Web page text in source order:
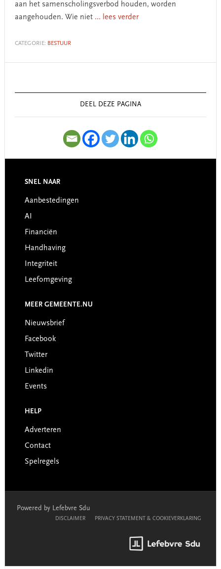
aan het samenscholingsverbod houden, worden
aangehouden. Wie niet ... lees verder
CATEGORIE: BESTUUR
Sidebar
DEEL DEZE PAGINA
Footer
SNEL NAAR
Aanbestedingen
AI
Financiën
Handhaving
Integriteit
Leefomgeving
MEER GEMEENTE.NU
Nieuwsbrief
Facebook
Twitter
Linkedin
Events
HELP
Adverteren
Contact
Spelregels
Powered by Lefebvre Sdu
DISCLAIMER PRIVACY STATEMENT & COOKIEVERKLARING